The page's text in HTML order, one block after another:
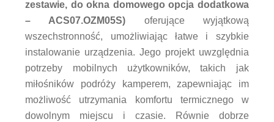
zestawie, do okna domowego opcja dodatkowa
– ACS07.OZM05S) oferujące wyjątkową
wszechstronność, umożliwiając łatwe i szybkie
instalowanie urządzenia. Jego projekt uwzględnia
potrzeby mobilnych użytkowników, takich jak
miłośników podróży kamperem, zapewniając im
możliwość utrzymania komfortu termicznego w
dowolnym miejscu i czasie. Równie dobrze